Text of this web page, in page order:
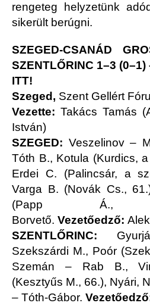
rengeteg helyzetünk
sikerült berúgni.
SZEGED-CSANÁD
SZENTLŐRINC 1–3 (0–1)
ITT!
Szeged, Szent Gellért
Vezette: Takács Tamás
István)
SZEGED: Veszelinov –
Tóth B., Kotula (Kurdics,
Erdei C. (Palincsár, a
Varga B. (Novák Cs.,
(Papp
Borvető. Vezetőedző:
SZENTLŐRINC:
Szekszárdi M., Poór
Szemán – Rab B.,
(Kesztyűs M., 66.), Nyári,
– Tóth-Gábor.